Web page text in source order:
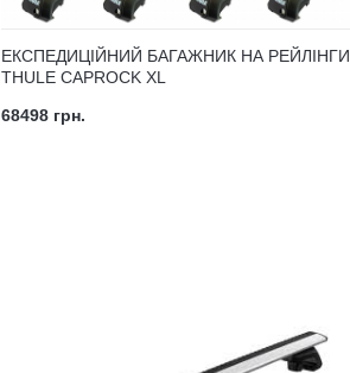
ЕКСПЕДИЦІЙНИЙ БАГАЖНИК НА РЕЙЛІНГИ
THULE CAPROCK XL
68498 грн.